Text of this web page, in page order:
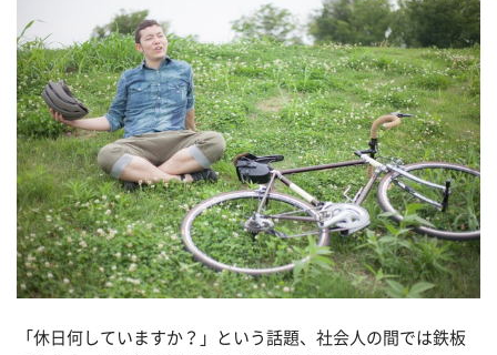
「休日何していますか？」という話題、社会人の間では鉄板